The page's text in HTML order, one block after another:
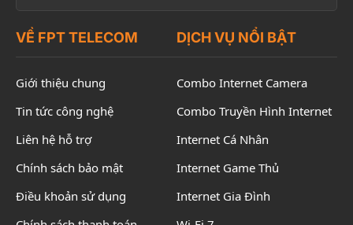
VỀ FPT TELECOM
Giới thiệu chung
Tin tức công nghệ
Liên hệ hỗ trợ
Chính sách bảo mật
Điều khoản sử dụng
DỊCH VỤ NỔI BẬT
Combo Internet Camera
Combo Truyền Hình Internet
Internet Cá Nhân
Internet Game Thủ
Internet Gia Đình